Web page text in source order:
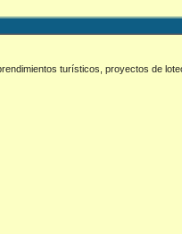
turísticos, proyectos de